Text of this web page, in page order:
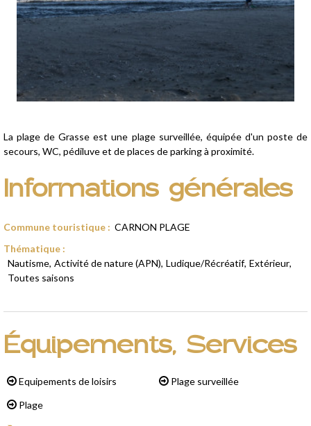
Présentation
La plage de Grasse est une plage surveillée, équipée d'un poste de
secours, WC, pédiluve et de places de parking à proximité.
Informations générales
Commune touristique : CARNON PLAGE
Thématique :
Nautisme Activité de nature (APN) Ludique/Récréatif Extérieur
Toutes saisons
Équipements, Services
Equipements de loisirs
Plage surveillée
Plage